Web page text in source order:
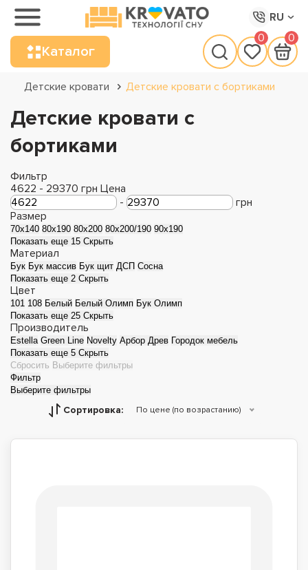
RU
Каталог
0 0
Детские кровати Детские кровати с бортиками
Детские кровати с
бортиками
Фильтр
4622 - 29370 грн Цена
-
грн
Размер
70x140 80x190 80x200 80x200/190 90x190
Показать еще 15 Скрыть
Материал
Бук Бук массив Бук щит ДСП Сосна
Показать еще 2 Скрыть
Цвет
101 108 Белый Белый Олимп Бук Олимп
Показать еще 25 Скрыть
Производитель
Estella Green Line Novelty Арбор Древ Городок мебель
Показать еще 5 Скрыть
Сбросить Выберите фильтры
Фильтр
Выберите фильтры
Сортировка: По цене (по возрастанию)